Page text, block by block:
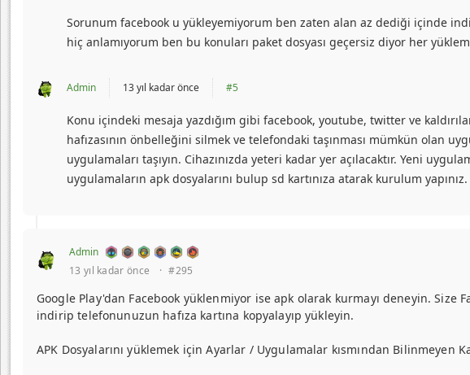
Sorunum facebook u yükleyemiyorum ben zaten alan az dediği içinde
hiç anlamıyorum ben bu konuları paket dosyası geçersiz diyor her
Admin 13 yıl kadar önce #5
Konu içindeki mesaja yazdığım gibi facebook, youtube, twitter ve
hafızasının önbelleğini silmek ve telefondaki taşınması mümkün olan
uygulamaları taşıyın. Cihazınızda yeteri kadar yer açılacaktır. Yeni
uygulamaların apk dosyalarını bulup sd kartınıza atarak kurulum yapınız.
Admin
13 yıl kadar önce
· #295
Google Play'dan Facebook yüklenmiyor ise apk olarak kurmayı deneyin. Size
indirip telefonunuzun hafıza kartına kopyalayıp yükleyin.
APK Dosyalarını yüklemek için Ayarlar / Uygulamalar kısmından Bilinmeyen